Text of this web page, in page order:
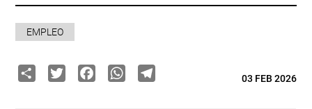
EMPLEO
ShareTwitterFacebook
WhatsApp
Telegram03 FEB 2026